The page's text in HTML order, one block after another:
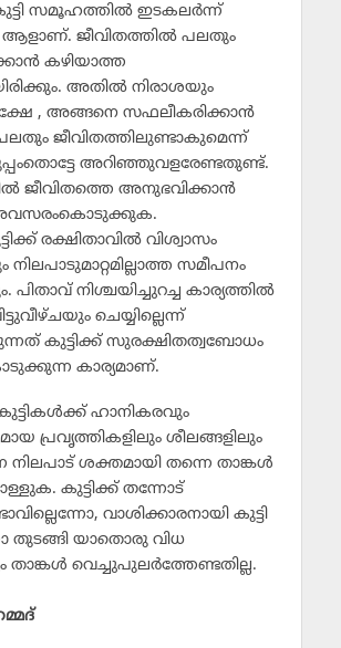
സമൂഹത്തില്‍ ഇടകലര്‍ന്ന്
ആളാണ്. ജീവിതത്തില്‍ പലതും
കഴിയാത്ത
അതില്‍ നിരാശയും
, അങ്ങനെ സഫലീകരിക്കാന്‍
ജീവിതത്തിലുണ്ടാകുമെന്ന്
അറിഞ്ഞുവളരേണ്ടതുണ്ട്.
ജീവിതത്തെ അനുഭവിക്കാന്‍
രക്ഷിതാവില്‍ വിശ്വാസം
നിലപാടുമാറ്റമില്ലാത്ത സമീപനം
നിശ്ചയിച്ചുറച്ച കാര്യത്തില്‍
ചെയ്യില്ലെന്ന്
കുട്ടിക്ക് സുരക്ഷിതത്വബോധം
കാര്യമാണ്.
ഹാനികരവും
പ്രവൃത്തികളിലും ശീലങ്ങളിലും
ശക്തമായി തന്നെ താങ്കള്‍
കുട്ടിക്ക് തന്നോട്
വാശിക്കാരനായി കുട്ടി
തുടങ്ങി യാതൊരു വിധ
വെച്ചുപുലര്‍ത്തേണ്ടതില്ല.